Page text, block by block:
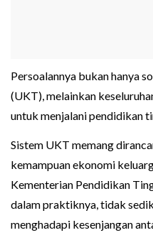
Persoalannya bukan hanya
(UKT), melainkan
untuk menjalani pendidikan
Sistem UKT memang
kemampuan ekonomi
Kementerian Pendidikan
dalam praktiknya, tidak
menghadapi kesenjangan